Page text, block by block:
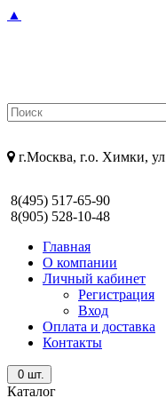
▲
г.Москва, г.о. Химки,
8(495) 517-65-90
8(905) 528-10-48
Главная
О компании
Личный кабинет
Регистрация
Вход
Оплата и доставка
Контакты
0 шт.
Каталог